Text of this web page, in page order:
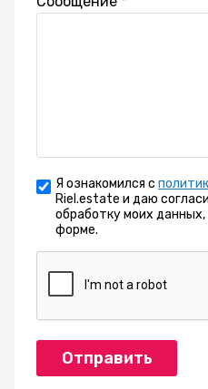
Я ознакомился с
Riel.estate и даю
обработку моих
форме.
Отправить